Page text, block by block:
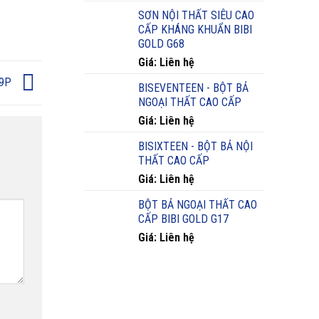
SƠN NỘI THẤT SIÊU CAO
CẤP KHÁNG KHUẨN BIBI
GOLD G68
Giá: Liên hệ
BISEVENTEEN - BỘT BẢ
NGOẠI THẤT CAO CẤP
Giá: Liên hệ
BISIXTEEN - BỘT BẢ NỘI
THẤT CAO CẤP
Giá: Liên hệ
BỘT BẢ NGOẠI THẤT CAO
CẤP BIBI GOLD G17
Giá: Liên hệ